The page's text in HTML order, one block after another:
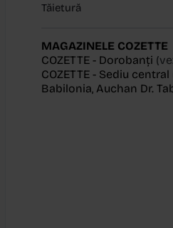
Tăietură
MAGAZINELE COZETTE
COZETTE - Dorobanți
COZETTE - Sediu central
Babilonia, Auchan Dr.